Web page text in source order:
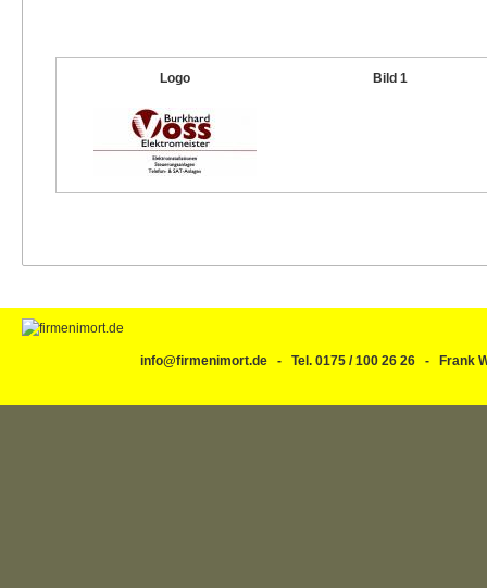
Logo Bild 1
info@firmenimort.de - Tel. 0175 / 100 26 26 -